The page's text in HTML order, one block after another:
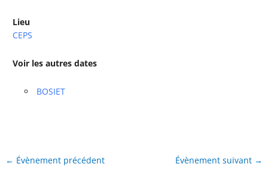
Lieu
CEPS
Voir les autres dates
BOSIET
← Évènement précédent Évènement suivant →